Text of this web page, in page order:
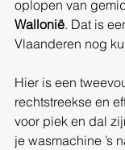
oplopen van
Wallonië. Dat is
Vlaanderen nog
Hier is een
rechtstreekse en
voor piek en dal
je wasmachine ’s